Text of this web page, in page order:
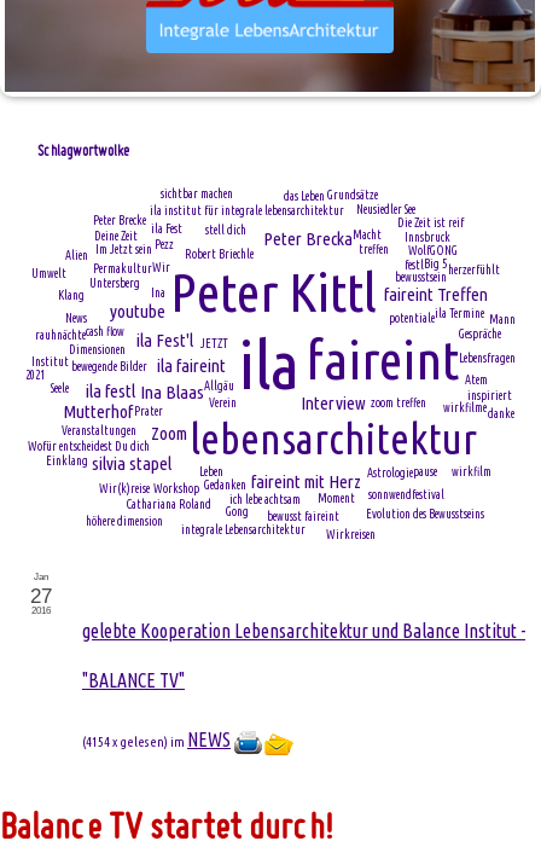
Schlagwortwolke
ila
Peter Kittl
faireint
lebensarchitektur
ila Fest'l
Ina Blaas
ila faireint
Zoom
Peter Brecka
faireint mit Herz
ila festl
Mutterhof
Interview
youtube
silvia stapel
faireint Treffen
cash flow
bewegende Bilder
stell dich
ich lebe achtsam
JETZT
Veranstaltungen
Workshop
potentiale
ila Fest
Allgäu
zoom treffen
Dimensionen
Gespräche
Robert Briechle
Permakultur
Untersberg
Pezz
Verein
Leben
bewusstsein
treffen
Astrologie
ila institut für integrale lebensarchitektur
bewusst faireint
integrale Lebensarchitektur
Cathariana Roland
ila Termine
sonnwendfestival
Moment
Deine Zeit
das Leben
Im Jetzt sein
Neusiedler See
Wir(k)reise
Atem
Klang
Gong
WolfGONG
News
sichtbar machen
Wofür entscheidest Du dich
Wirkreisen
Prater wirkfilme
Innsbruck
Seele
Evolution des Bewusstseins
wirkfilm
herzerfühlt
Lebensfragen
Gedanken
Alien
Macht
Die Zeit ist reif
festl
höhere dimension
rauhnächte
danke
2021
Big 5
Grundsätze
Umwelt
Peter Brecke
inspiriert
Einklang
Institut
Wir
pause
Mann
Ina
gelebte Kooperation Lebensarchitektur und Balance Institut -
"BALANCE TV"
(4154 x gelesen) im NEWS
Jan
27
2016
Balance TV startet durch!